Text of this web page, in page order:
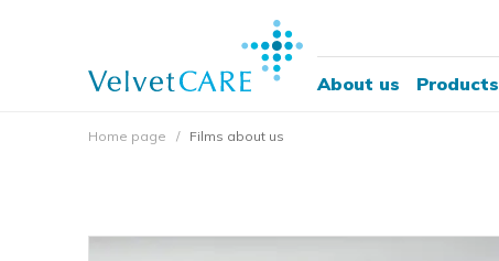
About us Products
Home page Films about us